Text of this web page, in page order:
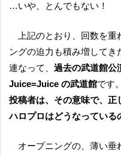
…いや、とんでもない！
上記のとおり、回数を重ねるほど、その演出も、ステージ
ングの迫力も積み増してき
連なって、 過去の武道館公
Juice=Juice の武道館です。
投稿者は、その意味で、正
ハロプロはどうなっている
オープニングの、薄い垂れ幕にレーザーで線描して象って